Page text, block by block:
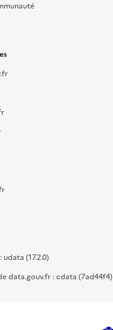
(17.2.0)
data.gouv.fr : cdata (7ad44f4)